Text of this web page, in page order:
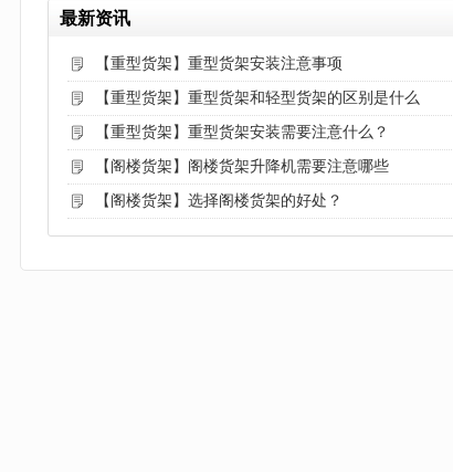
最新资讯
【重型货架】重型货架安装注意事项
【重型货架】重型货架和轻型货架的区别是什么
【重型货架】重型货架安装需要注意什么？
【阁楼货架】阁楼货架升降机需要注意哪些
【阁楼货架】选择阁楼货架的好处？